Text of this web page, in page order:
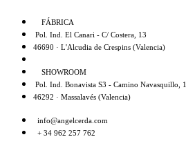
FÁBRICA
Pol. Ind. El Canari - C/ Costera, 13
46690 · L'Alcudia de Crespins (Valencia)
SHOWROOM
Pol. Ind. Bonavista S3 - Camino Navasquillo, 1
46292 · Massalavés (Valencia)
info@angelcerda.com
+ 34 962 257 762